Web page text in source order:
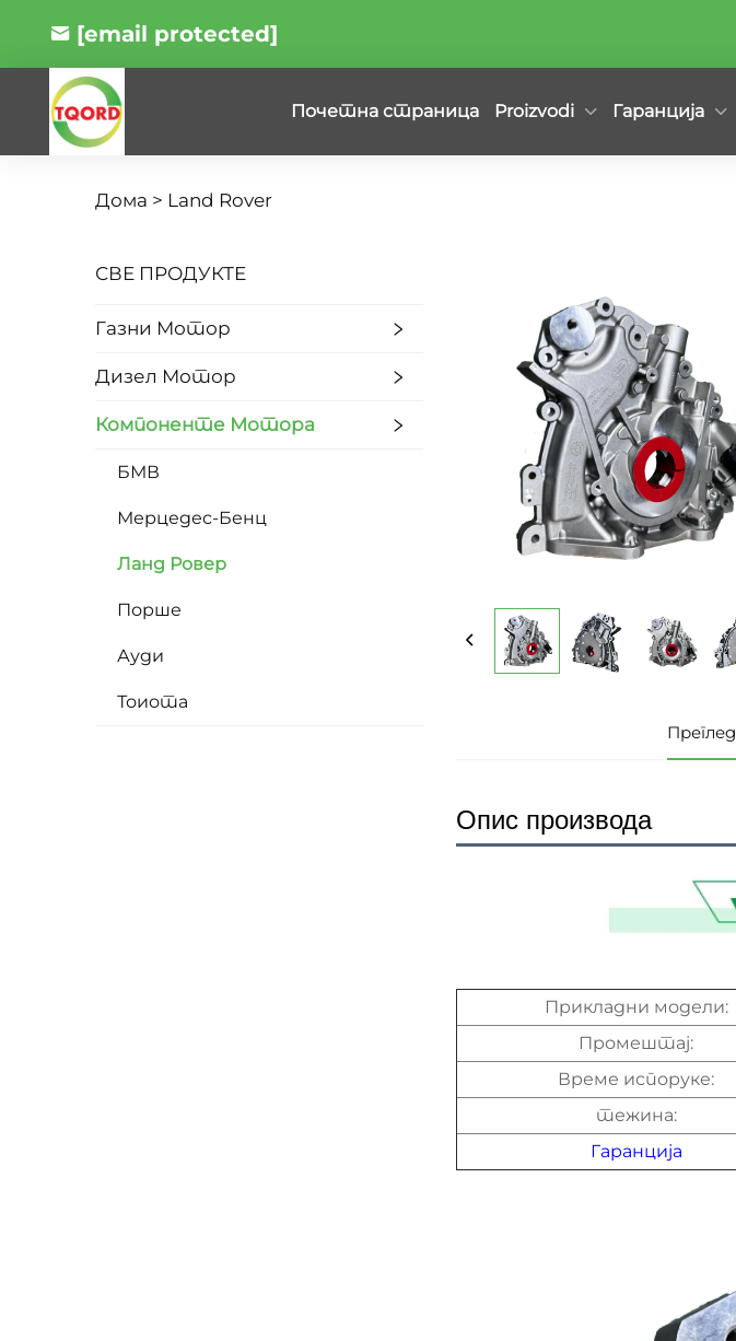
[email protected]
Почетна страница Proizvodi Гаранција
Дома > Land Rover
СВЕ ПРОДУКТЕ
Газни Мотор
Дизел Мотор
Компоненте Мотора
БМВ
Мерцедес-Бенц
Ланд Ровер
Порше
Ауди
Тоиота
Преглед
Опис производа
Прикладни модели:
Промештај:
Време испоруке:
тежина:
Гаранција